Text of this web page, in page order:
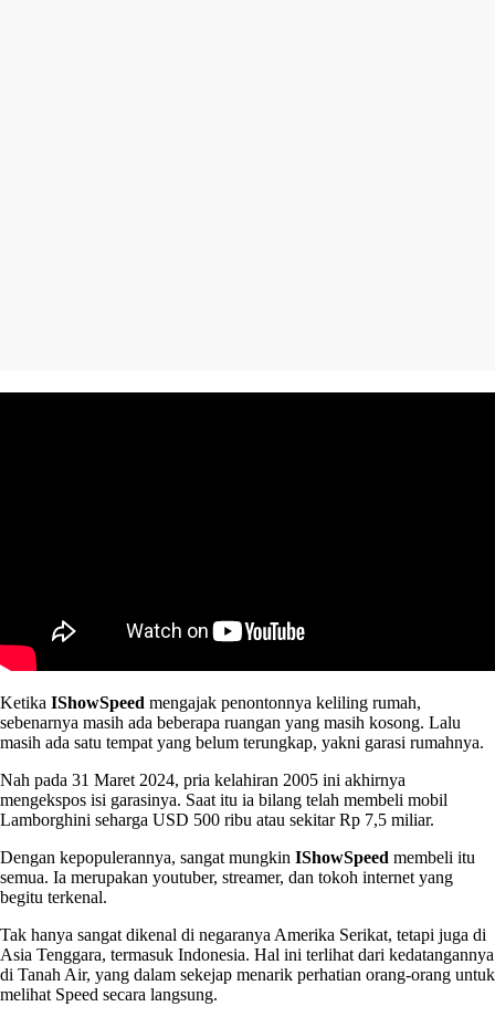
Ketika IShowSpeed mengajak penontonnya keliling rumah,
sebenarnya masih ada beberapa ruangan yang masih kosong. Lalu
masih ada satu tempat yang belum terungkap, yakni garasi rumahnya.
Nah pada 31 Maret 2024, pria kelahiran 2005 ini akhirnya
mengekspos isi garasinya. Saat itu ia bilang telah membeli mobil
Lamborghini seharga USD 500 ribu atau sekitar Rp 7,5 miliar.
Dengan kepopulerannya, sangat mungkin IShowSpeed membeli itu
semua. Ia merupakan youtuber, streamer, dan tokoh internet yang
begitu terkenal.
Tak hanya sangat dikenal di negaranya Amerika Serikat, tetapi juga di
Asia Tenggara, termasuk Indonesia. Hal ini terlihat dari kedatangannya
di Tanah Air, yang dalam sekejap menarik perhatian orang-orang untuk
melihat Speed secara langsung.